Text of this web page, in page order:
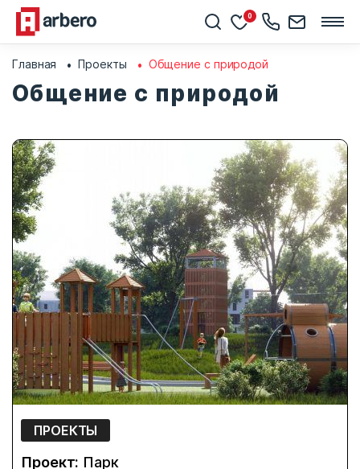
0
Главная Проекты Общение с природой
Общение с природой
ПРОЕКТЫ
Проект: Парк